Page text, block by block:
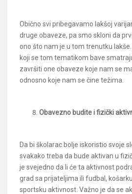
Obično svi pribegavamo lakšoj
druge obaveze, pa smo skloni da
ono što nam je u tom trenutku
koji se tom tematikom bave
završiti one obaveze koje nam se
odnosno koje nam se čine težima.
Obavezno budite i fizički
Da bi školarac bolje iskoristio svoje
svakako treba da bude aktivan u
je svejedno da li će ta aktivnost
grad sa prijateljima ili fudbal,
sportsku aktivnost. Važno je da se